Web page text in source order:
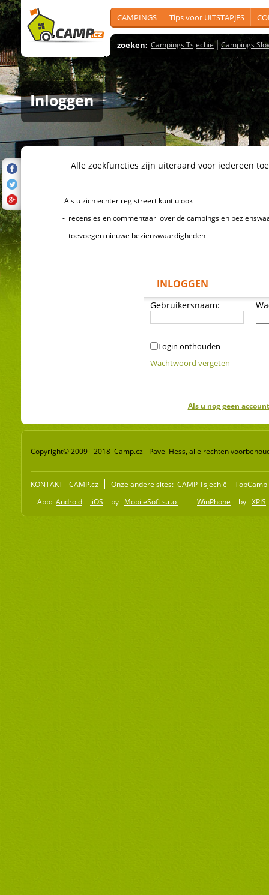
CAMPINGS Tips voor UITSTAPJES
zoeken: Campings Tsjechië Campings
Inloggen
Alle zoekfuncties zijn uiteraard voor iedereen
Als u zich echter registreert kunt u ook
- recensies en commentaar over de campings en
- toevoegen nieuwe bezienswaardigheden
INLOGGEN
Gebruikersnaam:
Login onthouden
Wachtwoord vergeten
Als u nog geen
Copyright© 2009 - 2018 Camp.cz - Pavel Hess, alle rechten
KONTAKT - CAMP.cz Onze andere sites: CAMP Tsjechië
App: Android iOS by MobileSoft s.r.o WinPhone by XPIS